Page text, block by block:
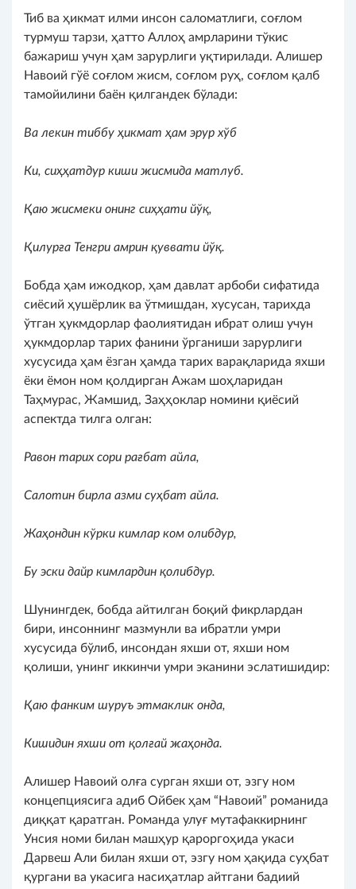
Тиб ва ҳикмат илми инсон саломатлиги, соғлом
турмуш тарзи, ҳатто Аллоҳ амрларини тўкис
бажариш учун ҳам зарурлиги уқтирилади. Алишер
Навоий гўё соғлом жисм, соғлом руҳ, соғлом қалб
тамойилини баён қилгандек бўлади:
Ва лекин тиббу ҳикмат ҳам эрур хўб
Ки, сиҳҳатдур киши жисмида матлуб.
Қаю жисмеки онинг сиҳҳати йўқ,
Қилурға Тенгри амрин қуввати йўқ.
Бобда ҳам ижодкор, ҳам давлат арбоби сифатида
сиёсий ҳушёрлик ва ўтмишдан, хусусан, тарихда
ўтган ҳукмдорлар фаолиятидан ибрат олиш учун
ҳукмдорлар тарих фанини ўрганиши зарурлиги
хусусида ҳам ёзган ҳамда тарих варақларида яхши
ёки ёмон ном қолдирган Ажам шоҳларидан
Таҳмурас, Жамшид, Заҳҳоклар номини қиёсий
аспектда тилга олган:
Равон тарих сори рағбат айла,
Салотин бирла азми суҳбат айла.
Жаҳондин кўрки кимлар ком олибдур,
Бу эски дайр кимлардин қолибдур.
Шунингдек, бобда айтилган боқий фикрлардан
бири, инсоннинг мазмунли ва ибратли умри
хусусида бўлиб, инсондан яхши от, яхши ном
қолиши, унинг иккинчи умри эканини эслатишидир:
Қаю фанким шуруъ этмаклик онда,
Кишидин яхши от қолғай жаҳонда.
Алишер Навоий олға сурган яхши от, эзгу ном
концепциясига адиб Ойбек ҳам “Навоий” романида
диққат қаратган. Романда улуғ мутафаккирнинг
Унсия номи билан машҳур қароргоҳида укаси
Дарвеш Али билан яхши от, эзгу ном ҳақида суҳбат
қургани ва укасига насиҳатлар айтгани бадиий